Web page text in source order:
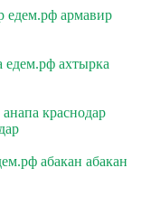
едем.рф армавир
едем.рф ахтырка
краснодар
абакан абакан